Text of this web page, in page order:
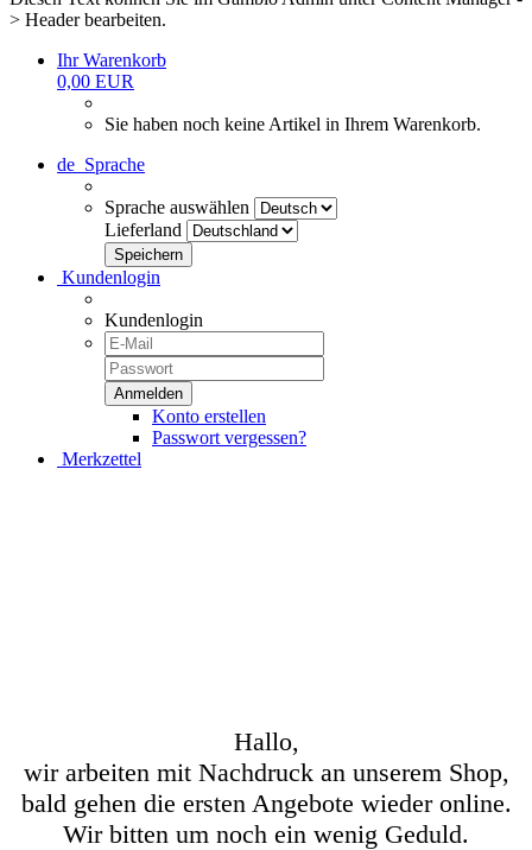
> Header bearbeiten.
Ihr Warenkorb
0,00 EUR
Sie haben noch keine Artikel in Ihrem Warenkorb.
de Sprache
Sprache auswählen
Lieferland
Kundenlogin
Kundenlogin
Konto erstellen
Passwort vergessen?
Merkzettel
Hallo,
wir arbeiten mit Nachdruck an unserem Shop,
bald gehen die ersten Angebote wieder online.
Wir bitten um noch ein wenig Geduld.